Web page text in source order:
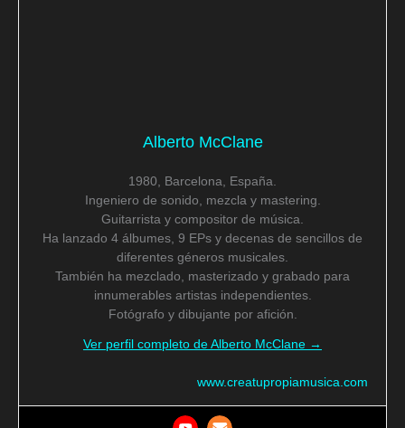
Alberto McClane
1980, Barcelona, España.
Ingeniero de sonido, mezcla y mastering.
Guitarrista y compositor de música.
Ha lanzado 4 álbumes, 9 EPs y decenas de sencillos de
diferentes géneros musicales.
También ha mezclado, masterizado y grabado para
innumerables artistas independientes.
Fotógrafo y dibujante por afición.
Ver perfil completo de Alberto McClane →
www.creatupropiamusica.com